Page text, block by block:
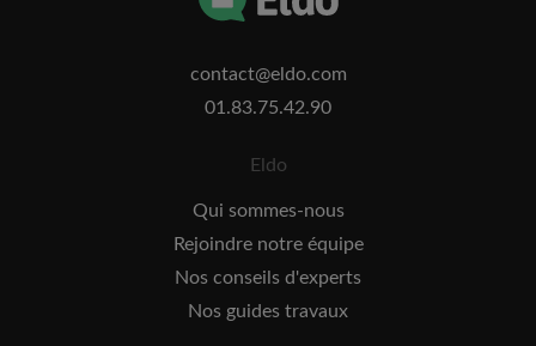
contact@eldo.com
01.83.75.42.90
Eldo
Qui sommes-nous
Rejoindre notre équipe
Nos conseils d'experts
Nos guides travaux